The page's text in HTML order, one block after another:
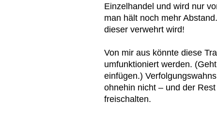
Einzelhandel und wird nur
man hält noch mehr
dieser verwehrt wird!
Von mir aus könnte diese
umfunktioniert werden.
einfügen.)
ohnehin nicht – und der
freischalten.